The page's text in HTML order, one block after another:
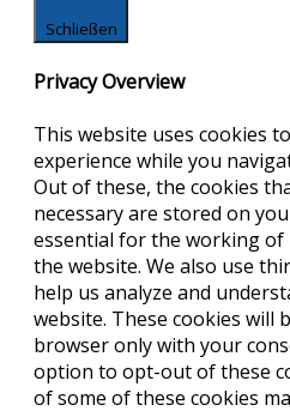
Schließen
Privacy Overview
This website uses cookies
experience while you
Out of these, the cookies
necessary are stored on
essential for the working
the website. We also use
help us analyze and
website. These cookies will
browser only with your
option to opt-out of these
of some of these cookies